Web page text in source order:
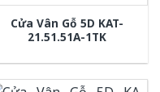
Cửa Vân Gỗ 5D KAT-
21.51.51A-1TK